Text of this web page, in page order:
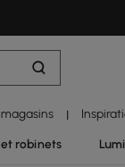
magasins |
robinets